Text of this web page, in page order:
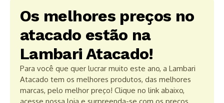
Os melhores preços no
atacado estão na
Lambari Atacado!
Para você que quer lucrar muito este ano, a Lambari
Atacado tem os melhores produtos, das melhores
marcas, pelo melhor preço! Clique no link abaixo,